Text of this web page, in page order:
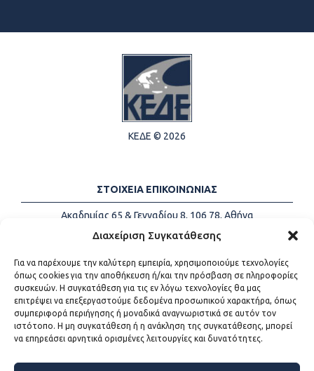
Διαχείριση Συγκατάθεσης
Για να παρέχουμε την καλύτερη εμπειρία, χρησιμοποιούμε τεχνολογίες
όπως cookies για την αποθήκευση ή/και την πρόσβαση σε πληροφορίες
συσκευών. Η συγκατάθεση για τις εν λόγω τεχνολογίες θα μας
επιτρέψει να επεξεργαστούμε δεδομένα προσωπικού χαρακτήρα, όπως
συμπεριφορά περιήγησης ή μοναδικά αναγνωριστικά σε αυτόν τον
ιστότοπο. Η μη συγκατάθεση ή η ανάκληση της συγκατάθεσης, μπορεί
να επηρεάσει αρνητικά ορισμένες λειτουργίες και δυνατότητες.
ΚΕΔΕ © 2026
ΣΤΟΙΧΕΙΑ ΕΠΙΚΟΙΝΩΝΙΑΣ
Ακαδημίας 65 & Γενναδίου 8, 106 78, Αθήνα
Τηλέφωνα:
+30 213-2147500
Email:
info@kede.gr
ΧΡΗΣΙΜΟΙ ΣΥΝΔΕΣΜΟΙ
Η ΚΕΔΕ
Επικοινωνία
Sitemap